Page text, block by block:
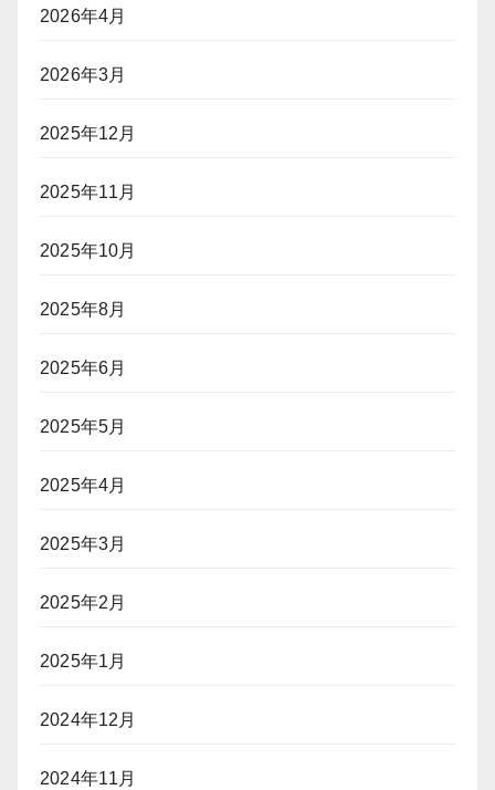
2026年4月
2026年3月
2025年12月
2025年11月
2025年10月
2025年8月
2025年6月
2025年5月
2025年4月
2025年3月
2025年2月
2025年1月
2024年12月
2024年11月